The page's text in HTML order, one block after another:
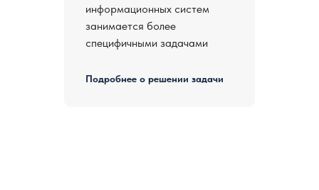
информационных систем
занимается более
специфичными задачами
Подробнее о решении задачи